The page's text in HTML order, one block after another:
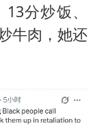
分炒饭、
牛肉，她还